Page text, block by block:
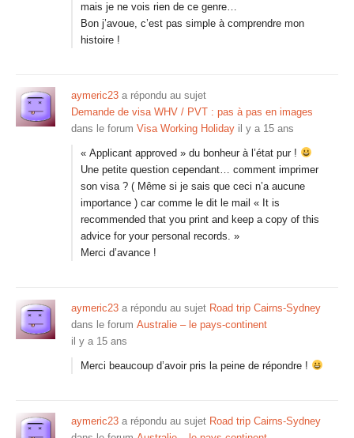
mais je ne vois rien de ce genre…
Bon j’avoue, c’est pas simple à comprendre mon
histoire !
aymeric23 a répondu au sujet
Demande de visa WHV / PVT : pas à pas en images
dans le forum Visa Working Holiday il y a 15 ans
« Applicant approved » du bonheur à l’état pur !
Une petite question cependant… comment imprimer
son visa ? ( Même si je sais que ceci n’a aucune
importance ) car comme le dit le mail « It is
recommended that you print and keep a copy of this
advice for your personal records. »
Merci d’avance !
aymeric23 a répondu au sujet Road trip Cairns-Sydney
dans le forum Australie – le pays-continent
il y a 15 ans
Merci beaucoup d’avoir pris la peine de répondre !
aymeric23 a répondu au sujet Road trip Cairns-Sydney